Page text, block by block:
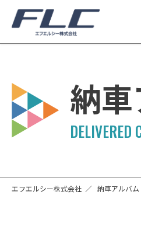
納
エフエルシー株式会社 納車アルバム